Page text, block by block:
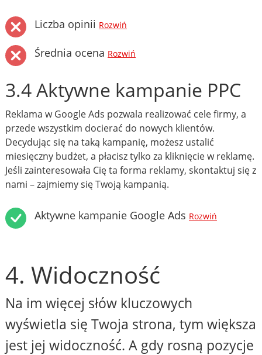
Liczba opinii Rozwiń
Średnia ocena Rozwiń
3.4 Aktywne kampanie PPC
Reklama w Google Ads pozwala realizować cele firmy, a
przede wszystkim docierać do nowych klientów.
Decydując się na taką kampanię, możesz ustalić
miesięczny budżet, a płacisz tylko za kliknięcie w reklamę.
Jeśli zainteresowała Cię ta forma reklamy, skontaktuj się z
nami – zajmiemy się Twoją kampanią.
Aktywne kampanie Google Ads Rozwiń
4. Widoczność
Na im więcej słów kluczowych
wyświetla się Twoja strona, tym większa
jest jej widoczność. A gdy rosną pozycje